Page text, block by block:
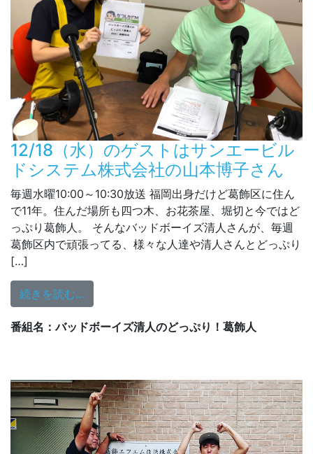
12/18（水）のゲストはサンエービル
ドシステム株式会社の山本博子さん
毎週水曜10:00～10:30放送 福岡出身だけど葛飾区に住ん
で11年。住んだ場所も四つ木、お花茶屋、堀切と今ではど
っぷり葛飾人。 そんなバッドボーイズ清人さんが、毎週
葛飾区内で頑張ってる、様々な人達や清人さんとどっぷり
[…]
続きを読む…
番組名：バッドボーイズ清人のどっぷり！葛飾人